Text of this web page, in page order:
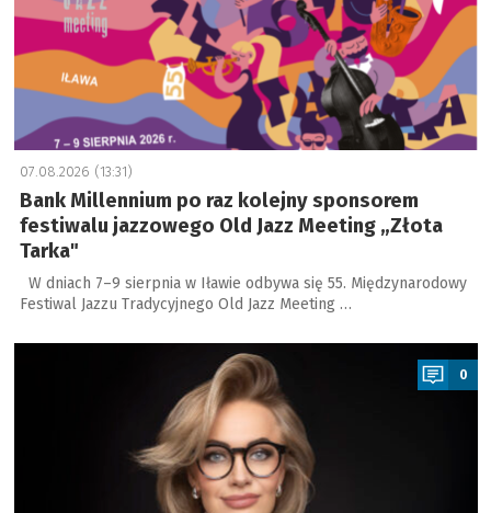
07.08.2026 (13:31)
Bank Millennium po raz kolejny sponsorem
festiwalu jazzowego Old Jazz Meeting „Złota
Tarka"
W dniach 7–9 sierpnia w Iławie odbywa się 55. Międzynarodowy
Festiwal Jazzu Tradycyjnego Old Jazz Meeting …
a
0